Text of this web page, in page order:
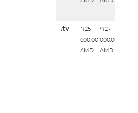
.tv
֏25
000.00
AMD
֏27
000.00
AMD